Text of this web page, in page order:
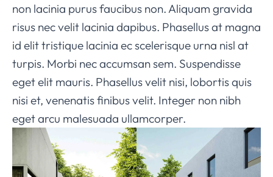
non lacinia purus faucibus non. Aliquam gravida
risus nec velit lacinia dapibus. Phasellus at magna
id elit tristique lacinia ec scelerisque urna nisl at
turpis. Morbi nec accumsan sem. Suspendisse
eget elit mauris. Phasellus velit nisi, lobortis quis
nisi et, venenatis finibus velit. Integer non nibh
eget arcu malesuada ullamcorper.